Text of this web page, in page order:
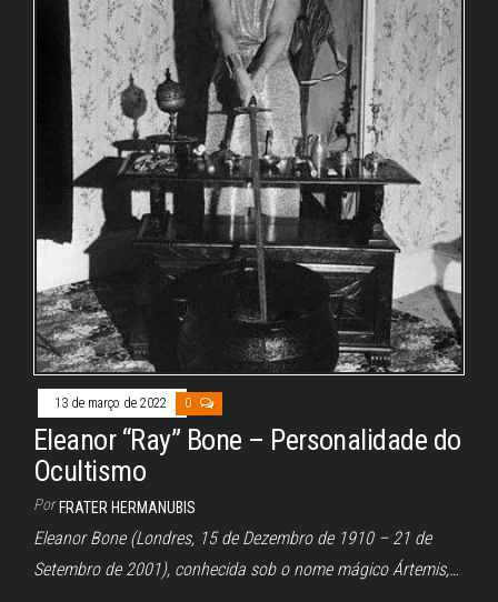
13 de março de 2022 0
Eleanor “Ray” Bone – Personalidade do
Ocultismo
Por FRATER HERMANUBIS
Eleanor Bone (Londres, 15 de Dezembro de 1910 – 21 de
Setembro de 2001), conhecida sob o nome mágico Ártemis,…